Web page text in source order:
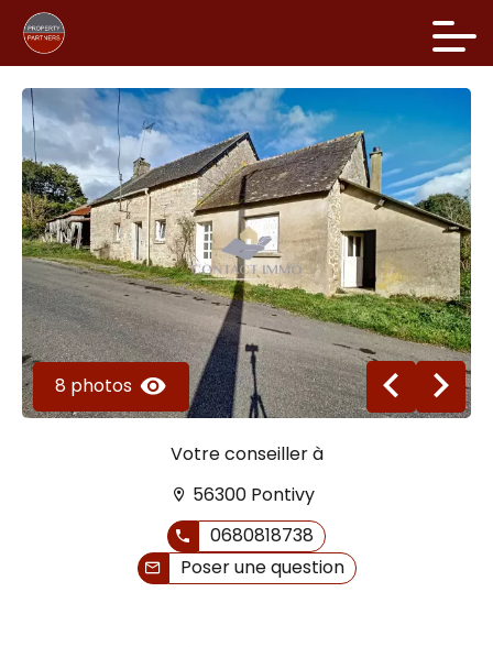
8 photos
Votre conseiller à
56300 Pontivy
0680818738
Poser une question